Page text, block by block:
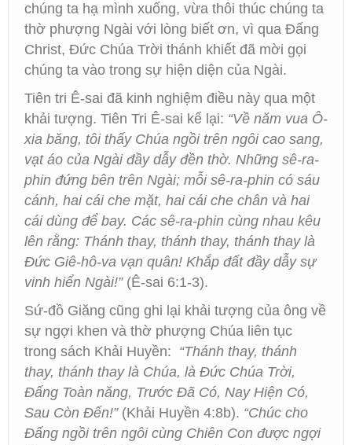
chúng ta hạ mình xuống, vừa thôi thúc chúng ta
thờ phượng Ngài với lòng biết ơn, vì qua Đấng
Christ, Đức Chúa Trời thánh khiết đã mời gọi
chúng ta vào trong sự hiện diện của Ngài.
Tiên tri Ê-sai đã kinh nghiệm điều này qua một
khải tượng. Tiên Tri Ê-sai kể lại: “Về năm vua Ô-
xia băng, tôi thấy Chúa ngồi trên ngôi cao sang,
vạt áo của Ngài đầy dẫy đền thờ. Những sê-ra-
phin đứng bên trên Ngài; mỗi sê-ra-phin có sáu
cánh, hai cái che mặt, hai cái che chân và hai
cái dùng để bay. Các sê-ra-phin cùng nhau kêu
lên rằng: Thánh thay, thánh thay, thánh thay là
Đức Giê-hô-va vạn quân! Khắp đất đầy dẫy sự
vinh hiển Ngài!”(Ê-sai 6:1-3).
Sứ-đồ Giăng cũng ghi lại khải tượng của ông về
sự ngợi khen và thờ phượng Chúa liên tục
trong sách Khải Huyền: “Thánh thay, thánh
thay, thánh thay là Chúa, là Đức Chúa Trời,
Đấng Toàn năng, Trước Đã Có, Nay Hiện Có,
Sau Còn Đến!”(Khải Huyền 4:8b). “Chúc cho
Đấng ngồi trên ngôi cùng Chiên Con được ngợi